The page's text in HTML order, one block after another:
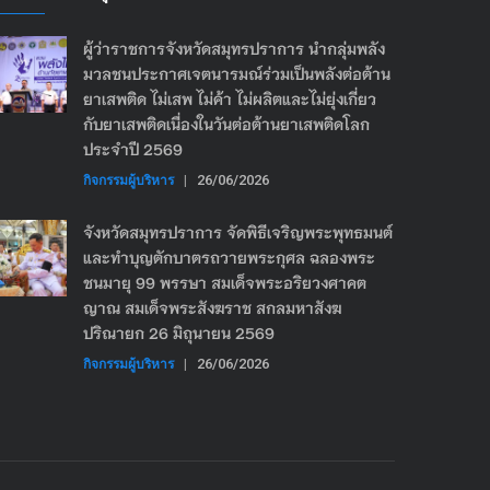
ผู้ว่าราชการจังหวัดสมุทรปราการ นำกลุ่มพลัง
มวลชนประกาศเจตนารมณ์ร่วมเป็นพลังต่อต้าน
ยาเสพติด ไม่เสพ ไม่ค้า ไม่ผลิตและไม่ยุ่งเกี่ยว
กับยาเสพติดเนื่องในวันต่อต้านยาเสพติดโลก
ประจำปี 2569
กิจกรรมผู้บริหาร | 26/06/2026
จังหวัดสมุทรปราการ จัดพิธีเจริญพระพุทธมนต์
และทำบุญตักบาตรถวายพระกุศล ฉลองพระ
ชนมายุ 99 พรรษา สมเด็จพระอริยวงศาคต
ญาณ สมเด็จพระสังฆราช สกลมหาสังฆ
ปริณายก 26 มิถุนายน 2569
กิจกรรมผู้บริหาร | 26/06/2026